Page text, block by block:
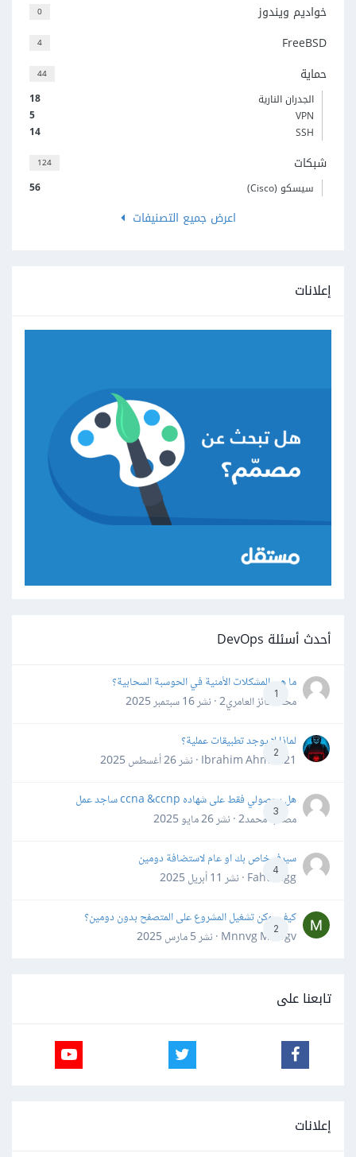
0 خواديم ويندوز
4 FreeBSD
44 حماية
18
الجدران النارية
5
VPN
14
SSH
124 شبكات
56 سيسكو (Cisco)
اعرض جميع التصنيفات
إعلانات
أحدث أسئلة DevOps
1
ما هي المشكلات الأمنية في الحوسبة السحابية؟
محمد فائز العامري2 · نشر
16 سبتمبر 2025
2
لماذا لا يوجد تطبيقات عملية؟
Ibrahim Ahmed21 · نشر
26 أغسطس 2025
3
هل بحصولي فقط على شهاده ccna &ccnp ساجد عمل
مصعب محمد2 · نشر
26 مايو 2025
4
سيرفر خاص بك او عام لاستضافة دومين
Fahd Ggg · نشر
11 أبريل 2025
2
كيف يمكن تشغيل المشروع على المتصفح بدون دومين؟
Mnnvg Mnbgv · نشر
5 مارس 2025
تابعنا على
إعلانات